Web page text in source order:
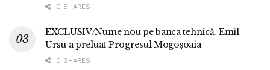
0 SHARES
EXCLUSIV/Nume nou pe banca tehnică. Emil
Ursu a preluat Progresul Mogoșoaia
0 SHARES